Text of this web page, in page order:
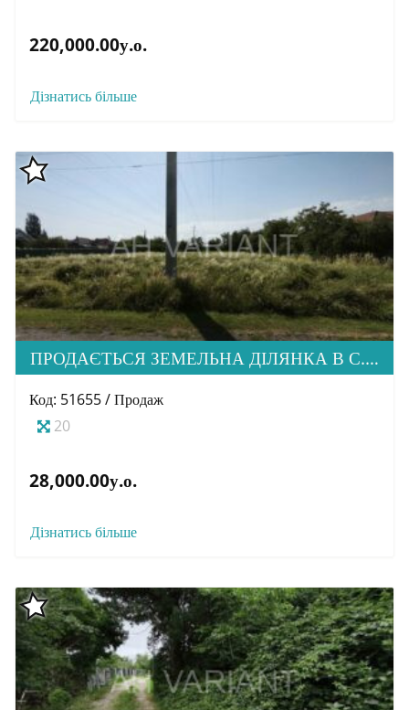
220,000.00у.о.
Дізнатись більше
ПРОДАЄТЬСЯ ЗЕМЕЛЬНА ДІЛЯНКА В С. СТОРОЖНИЦЯ
Код: 51655 / Продаж
20
28,000.00у.о.
Дізнатись більше